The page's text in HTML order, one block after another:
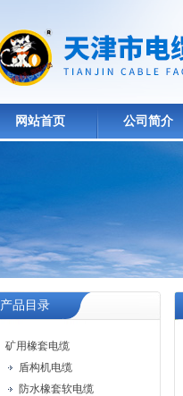
网站首页 公司简介
产品目录
矿用橡套电缆
盾构机电缆
防水橡套软电缆